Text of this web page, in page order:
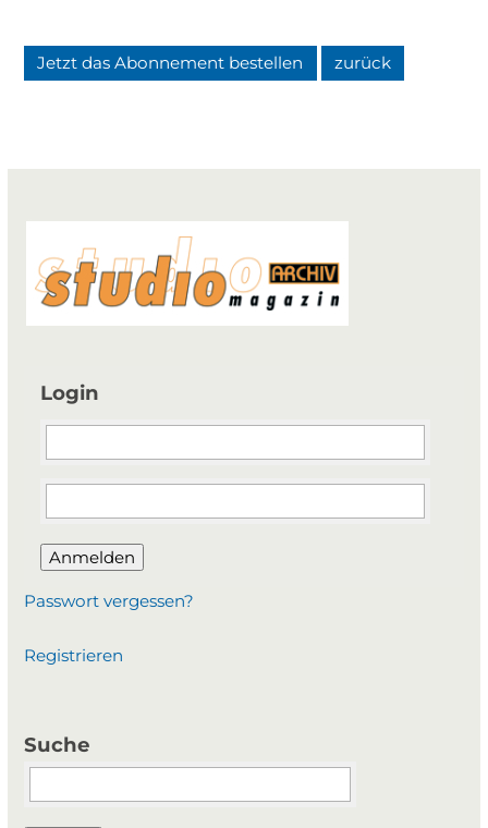
Jetzt das Abonnement bestellen zurück
Login
Anmelden
Passwort vergessen?
Registrieren
Suche
Suchbegriffe